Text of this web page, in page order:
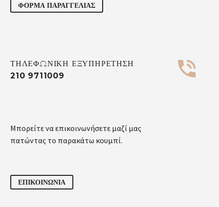
ΦΟΡΜΑ ΠΑΡΑΓΓΕΛΙΑΣ


ΤΗΛΕΦΩΝΙΚΗ ΕΞΥΠΗΡΕΤΗΣΗ
210 9711009
Μπορείτε να επικοινωνήσετε μαζί μας
πατώντας το παρακάτω κουμπί.
ΕΠΙΚΟΙΝΩΝΙΑ